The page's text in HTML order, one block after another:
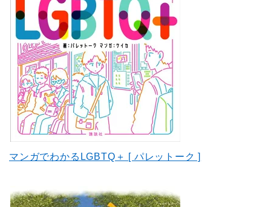
マンガでわかるLGBTQ＋ [ パレットーク ]